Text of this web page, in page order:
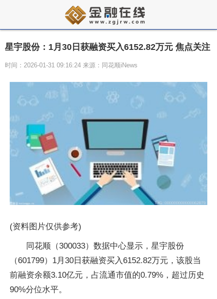
星宇股份：1月30日获融资买入6152.82万元 焦点关注
时间：2026-01-31 09:16:24 来源：同花顺iNews
(资料图片仅供参考)
同花顺（300033）数据中心显示，星宇股份
（601799）1月30日获融资买入6152.82万元，该股当
前融资余额3.10亿元，占流通市值的0.79%，超过历史
90%分位水平。